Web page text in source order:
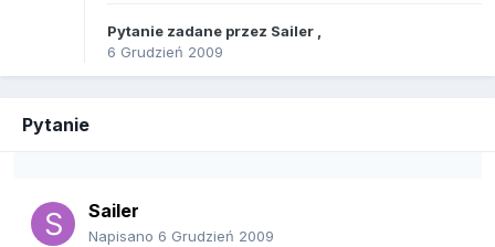
Pytanie zadane przez Sailer
6 Grudzień 2009
Pytanie
Sailer
Napisano 6 Grudzień 2009